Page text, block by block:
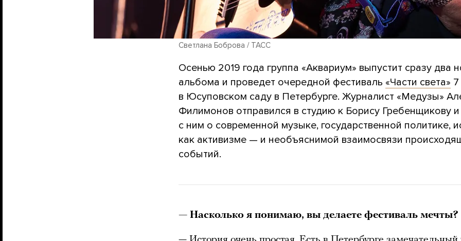
Светлана Боброва / ТАСС
Осенью 2019 года группа «Аквариум» выпустит сразу два
альбома и проведет очередной фестиваль «Части света»
в Юсуповском саду в Петербурге. Журналист «Медузы»
Филимонов отправился в студию к Борису Гребенщикову
с ним о современной музыке, государственной политике,
как активизме — и необъяснимой взаимосвязи
событий.
— Насколько я понимаю, вы делаете фестиваль мечты?